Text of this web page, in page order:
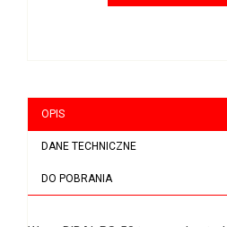
OPIS
DANE TECHNICZNE
DO POBRANIA